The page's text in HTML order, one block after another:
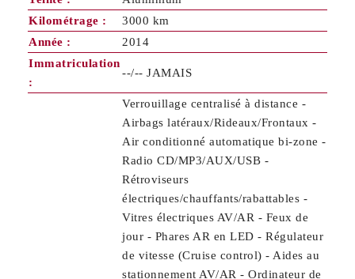
Kilométrage :
3000 km
Année :
2014
Immatriculation
:
--/-- JAMAIS
Verrouillage centralisé à distance -
Airbags latéraux/Rideaux/Frontaux -
Air conditionné automatique bi-zone -
Radio CD/MP3/AUX/USB -
Rétroviseurs
électriques/chauffants/rabattables -
Vitres électriques AV/AR - Feux de
jour - Phares AR en LED - Régulateur
de vitesse (Cruise control) - Aides au
stationnement AV/AR - Ordinateur de